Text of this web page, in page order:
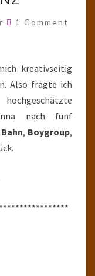
Comments
1 Comment
kreativseitig
Also fragte ich
nach fünf
, Boygroup,